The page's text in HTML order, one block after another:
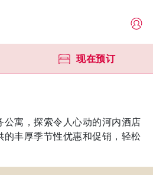
现在预订
公寓，探索令人心动的河内酒店
的丰厚季节性优惠和促销，轻松